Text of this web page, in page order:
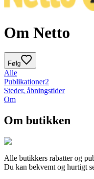
Om Netto
Følg
Alle
Publikationer2
Steder, åbningstider
Om
Om butikken
Alle butikkers rabatter og
Du kan bekvemt og hurtigt